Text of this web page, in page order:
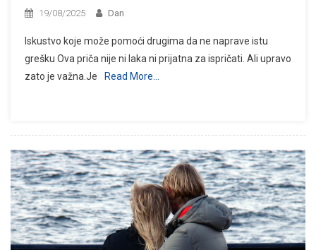
19/08/2025 Dan
Iskustvo koje može pomoći drugima da ne naprave istu
grešku Ova priča nije ni laka ni prijatna za ispričati. Ali upravo
zato je važna.Je
Read More…